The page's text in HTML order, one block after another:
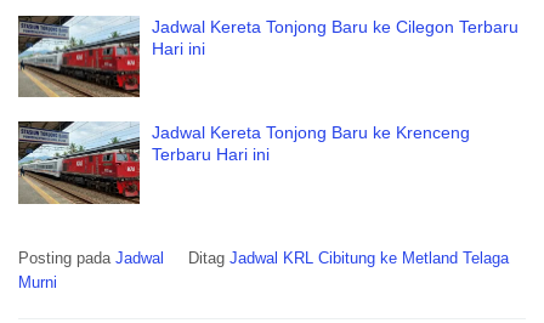
Jadwal Kereta Tonjong Baru ke Cilegon Terbaru
Hari ini
Jadwal Kereta Tonjong Baru ke Krenceng
Terbaru Hari ini
Posting pada Jadwal Ditag Jadwal KRL Cibitung ke Metland Telaga
Murni